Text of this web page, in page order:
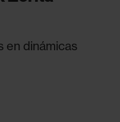
en dinámicas